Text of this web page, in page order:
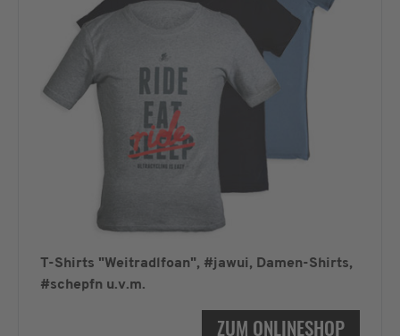
T-Shirts "Weitradlfoan", #jawui, Damen-Shirts,
#schepfn u.v.m.
ZUM ONLINESHOP